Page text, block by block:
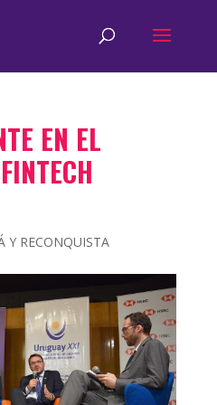
EN EL
Y RECONQUISTA